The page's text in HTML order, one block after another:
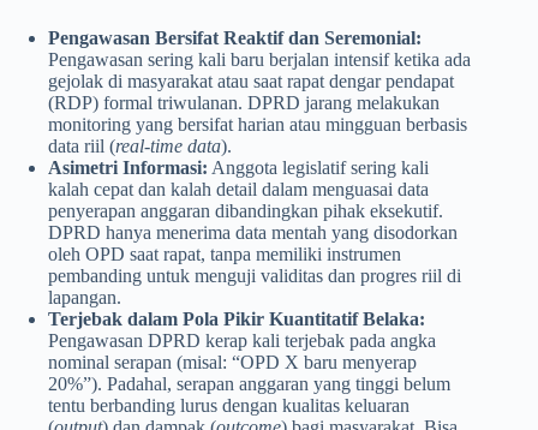
Pengawasan Bersifat Reaktif dan Seremonial:
Pengawasan sering kali baru berjalan intensif ketika ada
gejolak di masyarakat atau saat rapat dengar pendapat
(RDP) formal triwulanan. DPRD jarang melakukan
monitoring yang bersifat harian atau mingguan berbasis
data riil (real-time data).
Asimetri Informasi: Anggota legislatif sering kali
kalah cepat dan kalah detail dalam menguasai data
penyerapan anggaran dibandingkan pihak eksekutif.
DPRD hanya menerima data mentah yang disodorkan
oleh OPD saat rapat, tanpa memiliki instrumen
pembanding untuk menguji validitas dan progres riil di
lapangan.
Terjebak dalam Pola Pikir Kuantitatif Belaka:
Pengawasan DPRD kerap kali terjebak pada angka
nominal serapan (misal: “OPD X baru menyerap
20%”). Padahal, serapan anggaran yang tinggi belum
tentu berbanding lurus dengan kualitas keluaran